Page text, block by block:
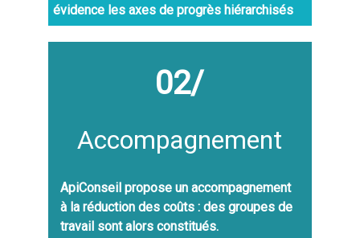
évidence les axes de progrès hiérarchisés
02/
Accompagnement
ApiConseil propose un accompagnement
à la réduction des coûts : des groupes de
travail sont alors constitués.